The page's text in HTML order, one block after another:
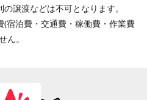
譲渡などは不可となります。
宿泊費・交通費・稼働費・作業費
ん。